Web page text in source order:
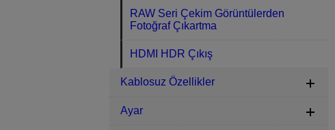
RAW Seri Çekim Görüntülerden
Fotoğraf Çıkartma
HDMI HDR Çıkış
Kablosuz Özellikler
Ayar